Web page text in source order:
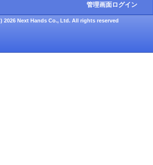
管理画面ログイン
2026 Next Hands Co., Ltd. All rights reserved